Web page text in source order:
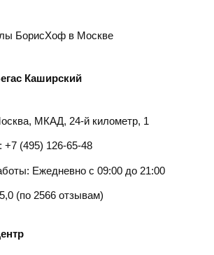
БорисХоф в Москве
Каширский
МКАД, 24-й километр, 1
+7 (495) 126-65-48
Ежедневно с 09:00 до 21:00
(по 2566 отзывам)